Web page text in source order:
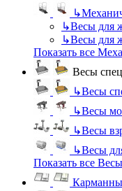
↳
↳Весы для
↳Весы для
Показать все
Весы
↳Весы
↳Весы
↳Весы
↳Весы
Показать все